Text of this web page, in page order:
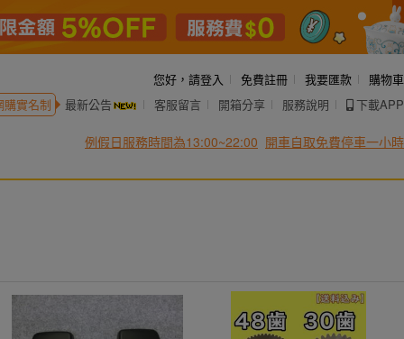
您好， 請登入 免費註冊 我要匯款
購物車
實名制 最新公告 客服留言 開箱分享 服務說明 下載APP
例假日服務時間為13:00~22:00 開車自取免費停車一小時